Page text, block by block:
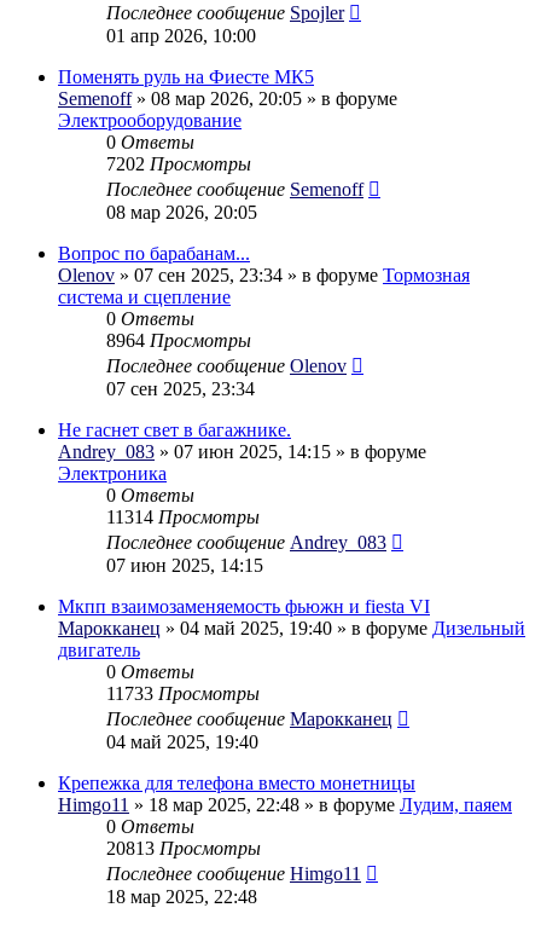
Последнее сообщение Spojler
01 апр 2026, 10:00
Поменять руль на Фиесте МК5
Semenoff» 08 мар 2026, 20:05 » в форуме
Электрооборудование
0 Ответы
7202 Просмотры
Последнее сообщение Semenoff
08 мар 2026, 20:05
Вопрос по барабанам...
Olenov » 07 сен 2025, 23:34 » в форуме Тормозная
система и сцепление
0 Ответы
8964 Просмотры
Последнее сообщение Olenov
07 сен 2025, 23:34
Не гаснет свет в багажнике.
Andrey_083 » 07 июн 2025, 14:15 » в форуме
Электроника
0 Ответы
11314 Просмотры
Последнее сообщение Andrey_083
07 июн 2025, 14:15
Мкпп взаимозаменяемость фьюжн и fiesta VI
Марокканец » 04 май 2025, 19:40 » в форуме Дизельный
двигатель
0 Ответы
11733 Просмотры
Последнее сообщение Марокканец
04 май 2025, 19:40
Крепежка для телефона вместо монетницы
Himgo11 » 18 мар 2025, 22:48 » в форуме Лудим, паяем
0 Ответы
20813 Просмотры
Последнее сообщение Himgo11
18 мар 2025, 22:48